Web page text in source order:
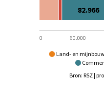
Land- en
0 60.000
82.966
Bron: RSZ |